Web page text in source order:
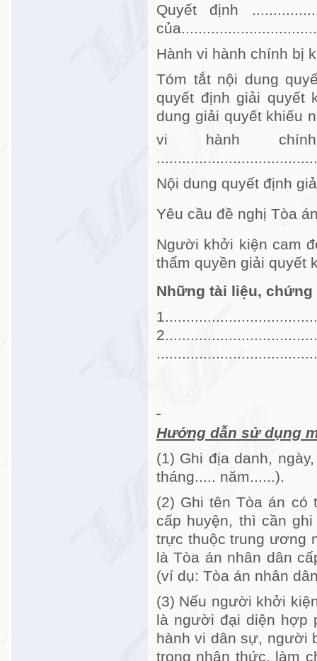
Quyết định
Hành vi hành
Tóm tắt nội dung
quyết định giải quyết
dung giải quyết khiếu
vi hành chính
Nội dung quyết định
Yêu cầu đề nghị Tòa
Người khởi kiện cam
thẩm quyền giải quyết
Những tài liệu,
Hướng dẫn sử dụng
(1) Ghi địa danh,
tháng..... năm......).
(2) Ghi tên Tòa án có
cấp huyện, thì cần
trực thuộc trung ương
là Tòa án nhân dân
(ví dụ: Tòa án nhân
(3) Nếu người khởi
là người đại diện hợp
hành vi dân sự, người
trong nhận thức, làm